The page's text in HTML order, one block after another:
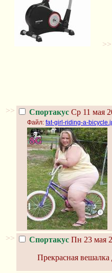
>>
>> Спортакус Ср 11 мая
Файл: fat-girl-riding-a-
>> Спортакус Пн 23 мая
Прекрасная